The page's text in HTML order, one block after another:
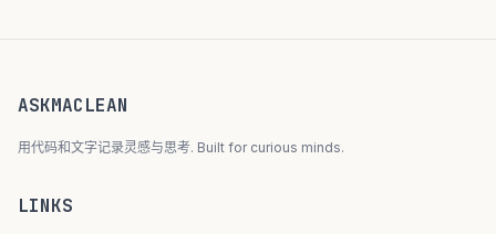
ASKMACLEAN
用代码和文字记录灵感与思考. Built for curious minds.
LINKS